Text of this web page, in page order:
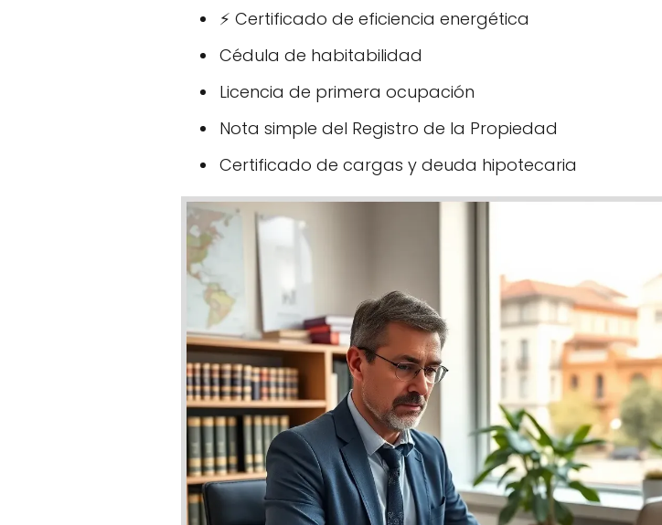
⚡ Certificado de eficiencia energética
Cédula de habitabilidad
Licencia de primera ocupación
Nota simple del Registro de la Propiedad
Certificado de cargas y deuda hipotecaria